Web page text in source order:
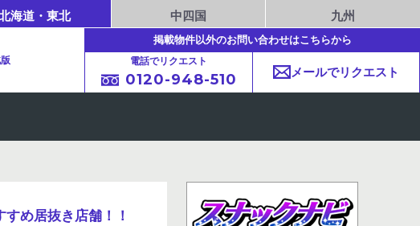
海道・東北 中四国 九州
掲載物件以外のお問い合わせはこちらから
電話でリクエスト
0120-948-510 メールでリクエスト
め居抜き店舗！！